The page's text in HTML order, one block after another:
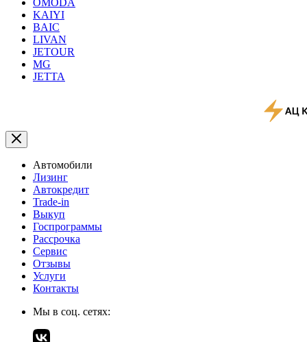
OMODA
KAIYI
BAIC
LIVAN
JETOUR
MG
JETTA
Автомобили
Лизинг
Автокредит
Trade-in
Выкуп
Госпрограммы
Рассрочка
Сервис
Отзывы
Услуги
Контакты
Мы в соц. сетях: